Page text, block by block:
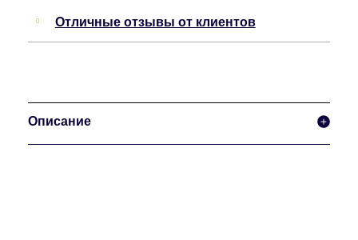
Отличные отзывы от клиентов
Описание